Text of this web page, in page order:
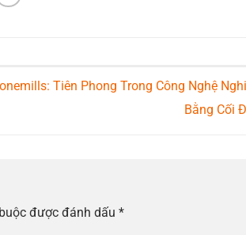
Tiên Phong Trong Công Nghệ
Bằng Cối
được đánh dấu *